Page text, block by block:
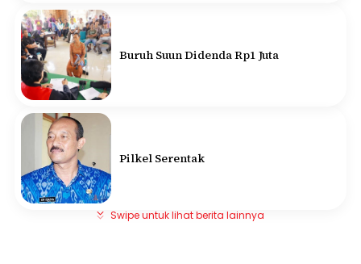
Buruh Suun Didenda Rp1 Juta
Pilkel Serentak
Swipe untuk lihat berita lainnya